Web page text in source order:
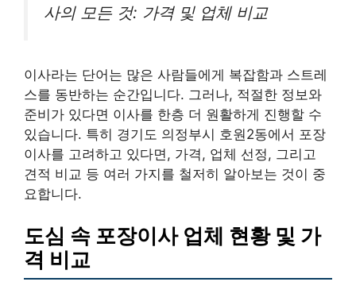
사의 모든 것: 가격 및 업체 비교
이사라는 단어는 많은 사람들에게 복잡함과 스트레
스를 동반하는 순간입니다. 그러나, 적절한 정보와
준비가 있다면 이사를 한층 더 원활하게 진행할 수
있습니다. 특히 경기도 의정부시 호원2동에서 포장
이사를 고려하고 있다면, 가격, 업체 선정, 그리고
견적 비교 등 여러 가지를 철저히 알아보는 것이 중
요합니다.
도심 속 포장이사 업체 현황 및 가
격 비교